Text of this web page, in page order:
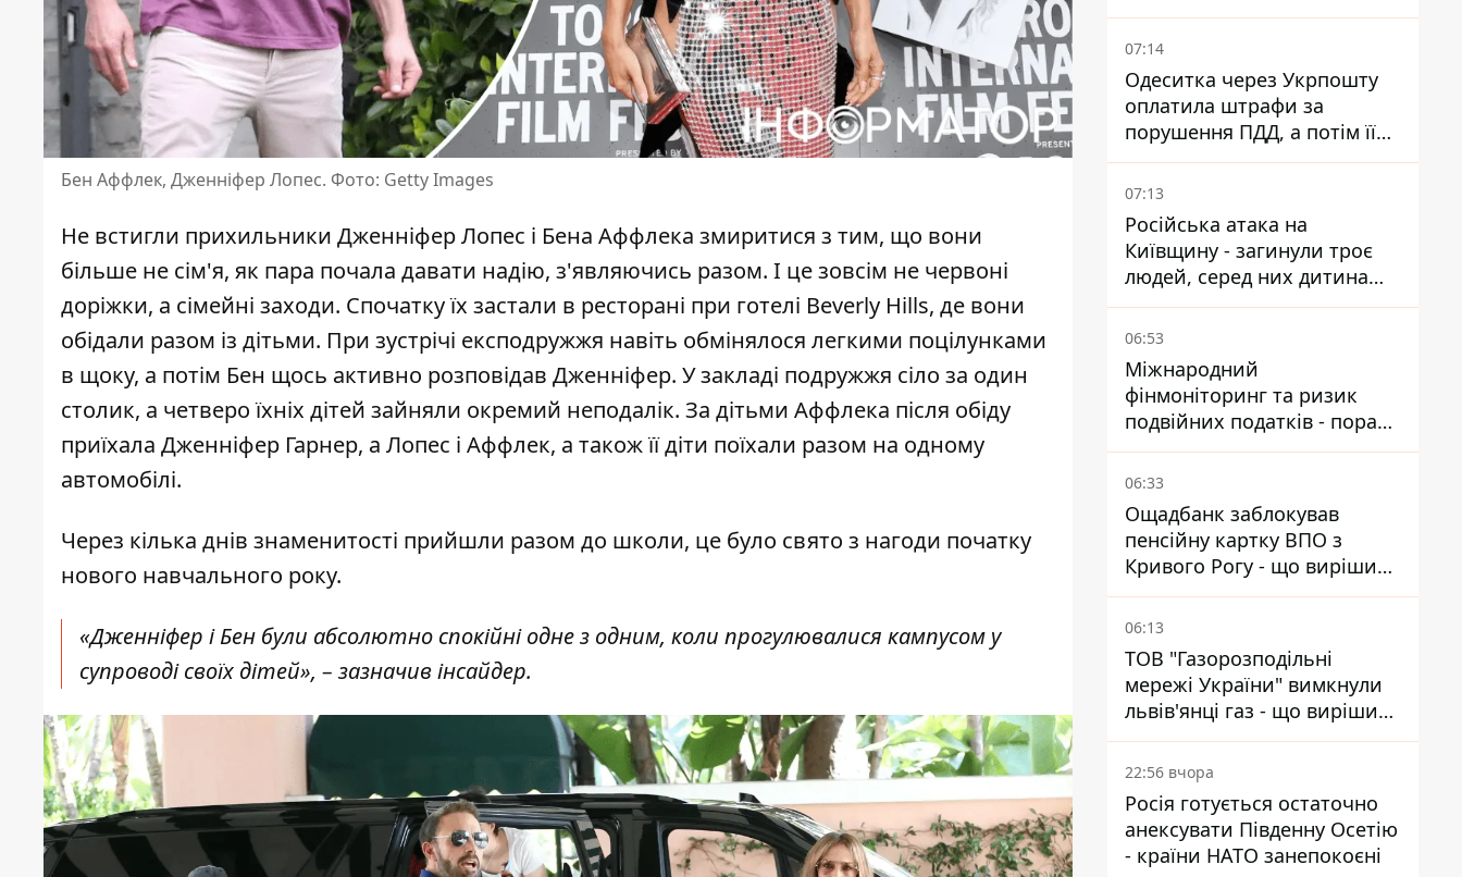
Бен Аффлек, Дженніфер Лопес. Фото: Getty Images
Не встигли прихильники Дженніфер Лопес і Бена Аффлека змиритися з тим, що вони
більше не сім'я, як пара почала давати надію, з'являючись разом. І це зовсім не червоні
доріжки, а сімейні заходи. Спочатку їх застали в ресторані при готелі Beverly Hills, де вони
обідали разом із дітьми. При зустрічі експодружжя навіть обмінялося легкими поцілунками
в щоку, а потім Бен щось активно розповідав Дженніфер. У закладі подружжя сіло за один
столик, а четверо їхніх дітей зайняли окремий неподалік. За дітьми Аффлека після обіду
приїхала Дженніфер Гарнер, а Лопес і Аффлек, а також її діти поїхали разом на одному
автомобілі.
Через кілька днів знаменитості прийшли разом до школи, це було свято з нагоди початку
нового навчального року.
«Дженніфер і Бен були абсолютно спокійні одне з одним, коли прогулювалися кампусом у
супроводі своїх дітей», – зазначив інсайдер.
07:14
Одеситка через Укрпошту
оплатила штрафи за
порушення ПДД, а потім її
рахунки заблокували - в
чому причина і що вирішив
07:13
Російська атака на
Київщину - загинули троє
людей, серед них дитина
2022 року народження
06:53
Міжнародний
фінмоніторинг та ризик
подвійних податків - поради
українцям в Польщі
06:33
Ощадбанк заблокував
пенсійну картку ВПО з
Кривого Рогу - що вирішив
суд
06:13
ТОВ "Газорозподільні
мережі України" вимкнули
львів'янці газ - що вирішив
суд
22:56 вчора
Росія готується остаточно
анексувати Південну Осетію
- країни НАТО занепокоєні